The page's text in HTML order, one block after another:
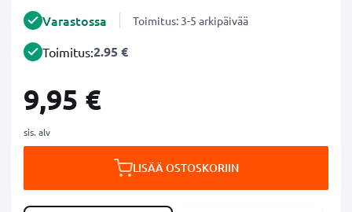
Varastossa Toimitus: 3-5 arkipäivää
Toimitus:2.95 €
9,95 €
sis. alv
LISÄÄ OSTOSKORIIN